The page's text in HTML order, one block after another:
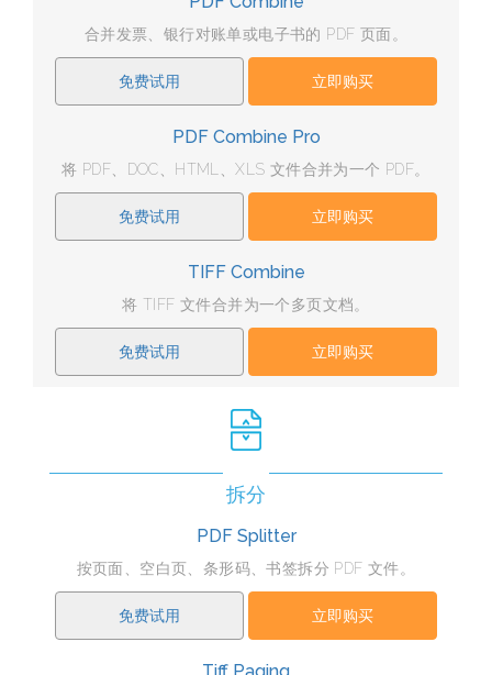
合并发票、银行对账单或电子书的 PDF 页面。
免费试用 立即购买
PDF Combine Pro
将 PDF、DOC、HTML、XLS 文件合并为一个 PDF。
免费试用 立即购买
TIFF Combine
将 TIFF 文件合并为一个多页文档。
免费试用 立即购买
拆分
PDF Splitter
按页面、空白页、条形码、书签拆分 PDF 文件。
免费试用 立即购买